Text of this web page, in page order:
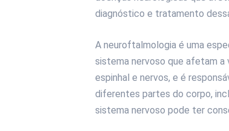
diagnóstico e tratamento
A neuroftalmologia é uma
sistema nervoso que afetam a
espinhal e nervos, e é
diferentes partes do corpo,
sistema nervoso pode ter